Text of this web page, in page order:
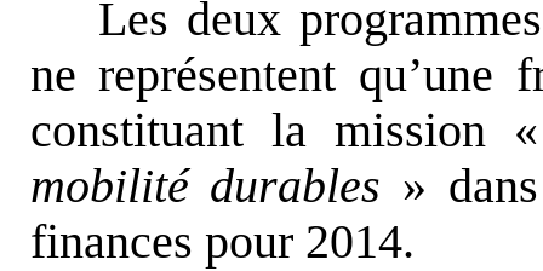
Les deux
ne représentent qu’une
constituant la mission
mobilité durables »
finances pour 2014.